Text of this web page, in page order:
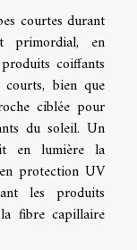
courtes durant
primordial, en
coiffants
bien que
ciblée pour
du soleil. Un
en lumière la
protection UV
les produits
fibre capillaire